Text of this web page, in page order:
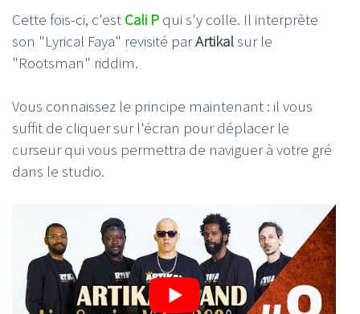
Cette fois-ci, c'est Cali P qui s'y colle. Il interprète
son "Lyrical Faya" revisité parArtikalsur le
"Rootsman" riddim.
Vous connaissez le principe maintenant : il vous
suffit de cliquer sur l'écran pour déplacer le
curseur qui vous permettra de naviguer à votre gré
dans le studio.